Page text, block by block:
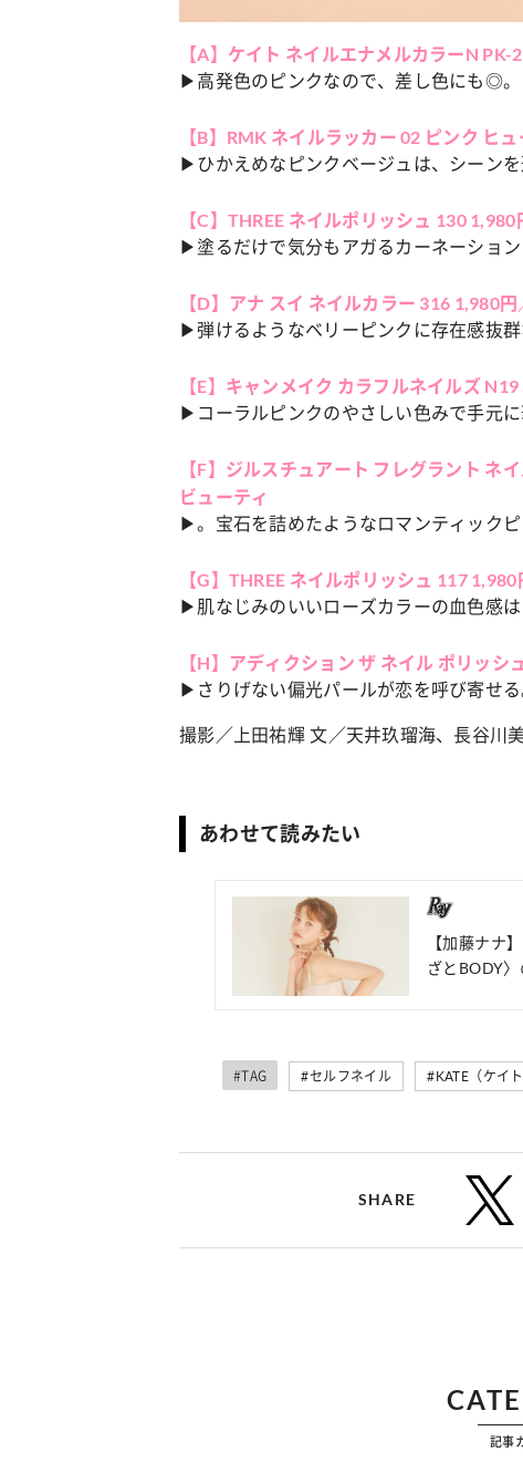
【A】ケイト ネイルエナメルカラーN
▶高発色のピンクなので、差し色にも◎。
【B】RMK ネイルラッカー 02 ピンク ヒ
▶ひかえめなピンクベージュは、シーンを
【C】THREE ネイルポリッシュ 130 1,980
▶塗るだけで気分もアガるカーネーション
【D】アナ スイ ネイルカラー 316 1,980
▶弾けるようなベリーピンクに存在感抜
【E】キャンメイク カラフルネイルズ
▶コーラルピンクのやさしい色みで手元に
【F】ジルスチュアート フレグラント ネ
ビューティ
▶。宝石を詰めたようなロマンティック
【G】THREE ネイルポリッシュ 117 1,980
▶肌なじみのいいローズカラーの血色感は
【H】アディクション ザ ネイル ポリッ
▶さりげない偏光パールが恋を呼び寄せ
撮影／上田祐輝 文／天井玖瑠海、長谷川
あわせて読みたい
【加藤ナナ
ざとBODY
#TAG #セルフネイル #KATE（ケイト
SHARE
カルチャー
“憧れワンピ”を着るきっかけに♡ おしゃ
占い
【12星座
記事